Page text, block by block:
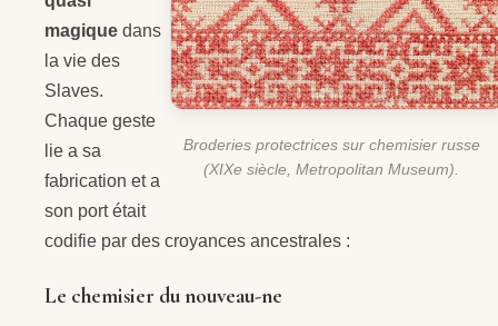
Broderies protectrices sur chemisier russe
(XIXe siècle, Metropolitan Museum).
magique dans
la vie des
Slaves.
Chaque geste
lie a sa
fabrication et a
son port était
codifie par des croyances ancestrales :
Le chemisier du nouveau-ne